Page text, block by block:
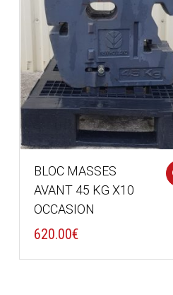
BLOC MASSES
AVANT 45 KG X10
OCCASION
620.00€